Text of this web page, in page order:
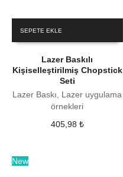
SEPETE EKLE
Lazer Baskılı
Kişiselleştirilmiş Chopstick
Seti
Lazer Baskı, Lazer uygulama
örnekleri
405,98 ₺
New